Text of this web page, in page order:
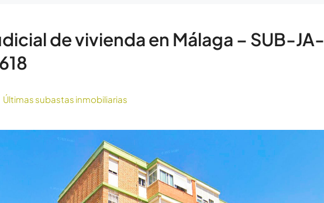
de vivienda en Málaga – SUB-JA-
Últimas subastas inmobiliarias